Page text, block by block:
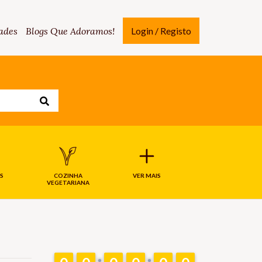
Blogs Que Adoramos! Login / Registo
COZINHA
VEGETARIANA
VER MAIS